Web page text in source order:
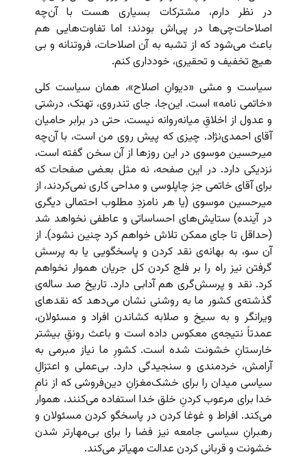
در نظر دارم، مشترکات بسیاری هست با آن‌چه
اصلاحات‌چی‌ها در پی‌اش بودند؛ اما تفاوت‌هایی هم
باعث می‌شود که از تشبه به آن اصلاحات، فروتنانه و بی
هیچ تخفیف و تحقیری، خودداری کنم.
سیاست و مشی «دیوانِ اصلاح»، همان سیاست کلی
«خاتمی نامه» است. این‌جا، جای تندروی، تهتک، درشتی
و عدول از اخلاقِ میانه‌روانه نیست، حتی در برابر حامیان
آقای احمدی‌نژاد. چیزی که پیش روی من است، با آن‌چه
میرحسین موسوی در این روزها از آن سخن گفته است،
نزدیکی دارد. در این صفحه، نه مثل بعضی صفحات که
برای آقای خاتمی جز چاپلوسی و مداحی کاری نمی‌کردند، از
میرحسین موسوی (یا هر نامزدِ مطلوب احتمالی دیگری
در آینده) ستایش‌های احساساتی و عاطفی نخواهد شد
(حداقل تا جای ممکن تلاش خواهم کرد چنین نشود). از
آن سو، به بهانه‌ی نقد کردن و پاسخگویی یا به پرسش
گرفتن نیز راه را بر فلج کردن کل جریان هموار نخواهم
کرد. نقد و پرسش‌گری هم آدابی دارد. تاریخ صد ساله‌ی
گذشته‌ی کشور ما به روشنی نشان می‌دهد که نقدهای
ویرانگر و به سیخ و صلابه کشاندن افراد و مسئولان،
عمدتاً نتیجه‌ی معکوس داده است و باعث رونقِ بیشتر
خارستانِ خشونت شده است. کشورِ ما نیاز مبرمی به
آرامش، خردمندی و سنجیدگی دارد. بی‌عملی و اعتزالِ
سیاسی میدان را برای خشک‌مغزانِ دین‌فروشی که از نامِ
خدا برای مرعوب کردنِ خلق خدا استفاده می‌کنند، هموار
می‌کند. افراط و غوغا کردن در پاسخگو کردن مسئولان و
رهبرانِ سیاسی جامعه نیز فضا را برای بی‌مهارتر شدن
خشونت و قربانی کردن عدالت مهیاتر می‌کند.